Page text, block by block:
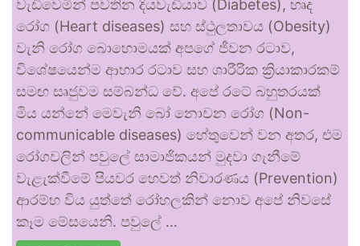
වැඩිවෙමින් පවතින දියවැඩියාව (Diabetes), හෘද
රෝග (Heart diseases) සහ ස්ථුලතාවය (Obesity)
වැනි රෝග බොහොමයක් අපගේ ජීවන රටාව,
විශේෂයෙන්ම ආහාර රටාව සහ ශාරීරික ක්‍රියාකාරකම්
සමඟ සෘජුවම සම්බන්ධ වේ. අපේ රටේ බහුතරයක්
මිය යන්නේ මෙවැනි බෝ නොවන රෝග (Non-
communicable diseases) හේතුවෙන් වන අතර, එම
රෝගවලින් පවුලේ සාමාජිකයන් මුදවා ගැනීමේ
වැළැක්වීමේ පියවර හෙවත් නිවාරණය (Prevention)
ආරම්භ විය යුත්තේ රෝහලකින් නොව අපේ නිවසේ
කෑම මේසයෙනි. පවුලේ …